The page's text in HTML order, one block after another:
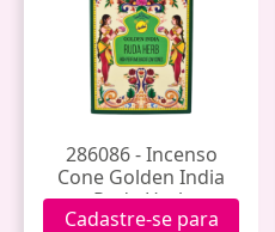
286086 - Incenso
Cone Golden India
Ruda Herb
Cadastre-se para